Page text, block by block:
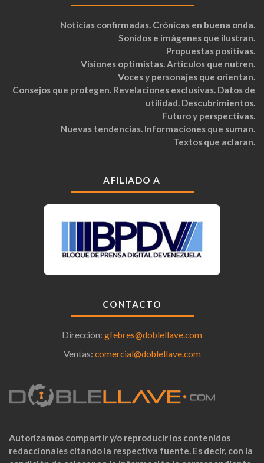
Noticias confirmadas. Crónicas en buena onda.
Sonidos e imágenes que ilustran.
Propuestas positivas.
Visiones optimistas. Artículos que nutren.
Voces y personajes que orientan.
Consejos que protegen. Revelaciones exclusivas. Datos de
utilidad. Descubrimientos.
Futuro y perspectivas.
Nuevas tendencias. Informaciones que suman.
Textos que aclaran.
AFILIADO A
CONTACTO
Dirección: gfebres@doblellave.com
Ventas: comercial@doblellave.com
Autorizamos compartir y/o reproducir los contenidos
redaccionales citando la respectiva fuente. Es decir, con la